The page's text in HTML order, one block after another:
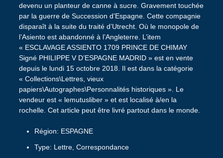
devenu un planteur de canne à sucre. Gravement touchée
par la guerre de Succession d’Espagne. Cette compagnie
disparaît à la suite du traité d’Utrecht. Où le monopole de
l’Asiento est abandonné à l’Angleterre. L’item
« ESCLAVAGE ASSIENTO 1709 PRINCE DE CHIMAY
Signé PHILIPPE V D’ESPAGNE MADRID » est en vente
depuis le lundi 15 octobre 2018. Il est dans la catégorie
« Collections\Lettres, vieux
papiers\Autographes\Personnalités historiques ». Le
vendeur est « lemutusliber » et est localisé à/en la
rochelle. Cet article peut être livré partout dans le monde.
Région: ESPAGNE
Type: Lettre, Correspondance